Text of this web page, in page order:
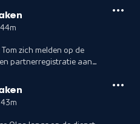
44m
zich melden op de
partnerregistratie aan
43m